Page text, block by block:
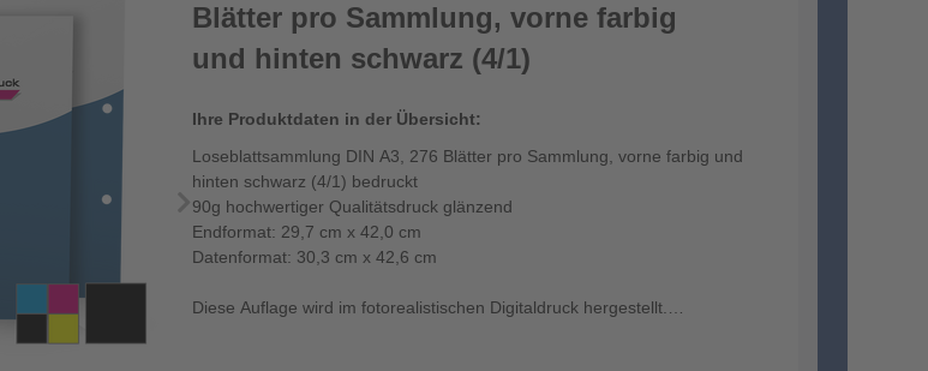
Blätter pro Sammlung, vorne farbig
und hinten schwarz (4/1)
Ihre Produktdaten in der Übersicht:
Loseblattsammlung DIN A3, 276 Blätter pro Sammlung, vorne farbig und
hinten schwarz (4/1) bedruckt
90g hochwertiger Qualitätsdruck glänzend
Endformat: 29,7 cm x 42,0 cm
Datenformat: 30,3 cm x 42,6 cm
Diese Auflage wird im fotorealistischen Digitaldruck hergestellt.